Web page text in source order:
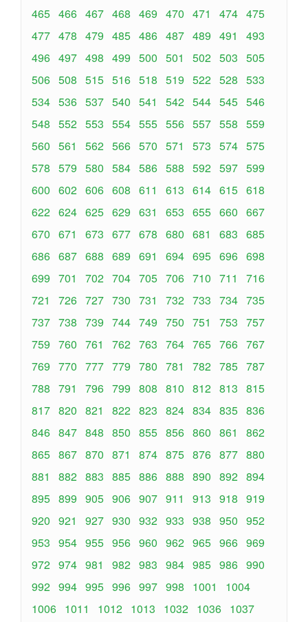
465 466 467 468 469 470 471 474 475
477 478 479 485 486 487 489 491
493
496 497 498 499 500 501 502 503 505
506 508 515 516 518 519 522 528 533
534 536 537 540 541 542 544 545 546
548 552 553 554 555 556 557 558 559
560 561 562 566 570 571 573 574 575
578 579 580 584 586 588 592 597 599
600 602 606 608 611 613 614 615 618
622 624 625 629 631 653 655 660 667
670 671 673 677 678 680 681 683 685
686 687 688 689 691 694 695 696 698
699 701 702 704 705 706 710 711
716
721
726 727 730 731 732 733 734 735
737 738 739 744 749 750 751 753 757
759 760 761 762 763 764 765 766 767
769 770 777 779 780 781 782 785 787
788 791 796 799 808 810 812 813 815
817 820 821 822 823 824 834 835 836
846 847 848 850 855 856 860 861
862
865 867 870 871 874 875 876 877 880
881
882 883 885 886 888 890 892 894
895 899 905 906 907 911 913 918 919
920 921 927 930 932 933 938 950 952
953 954 955 956 960 962 965 966 969
972 974 981 982 983 984 985 986 990
992 994 995 996 997 998 1001
1004
1006 1011 1012 1013 1032 1036 1037